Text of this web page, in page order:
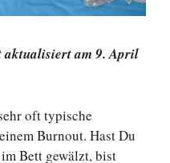
aktualisiert am 9. April
oft typische
Burnout. Hast Du
Bett gewälzt, bist